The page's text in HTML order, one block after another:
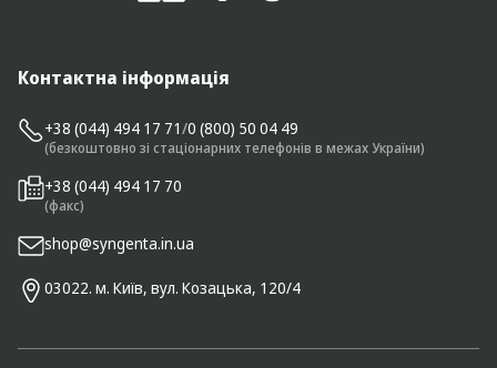
Контактна інформація
+38 (044) 494 17 71/0 (800) 50 04 49
(безкоштовно зі стаціонарних телефонів в межах України)
+38 (044) 494 17 70
(факс)
shop@syngenta.in.ua
03022. м. Київ, вул. Козацька, 120/4